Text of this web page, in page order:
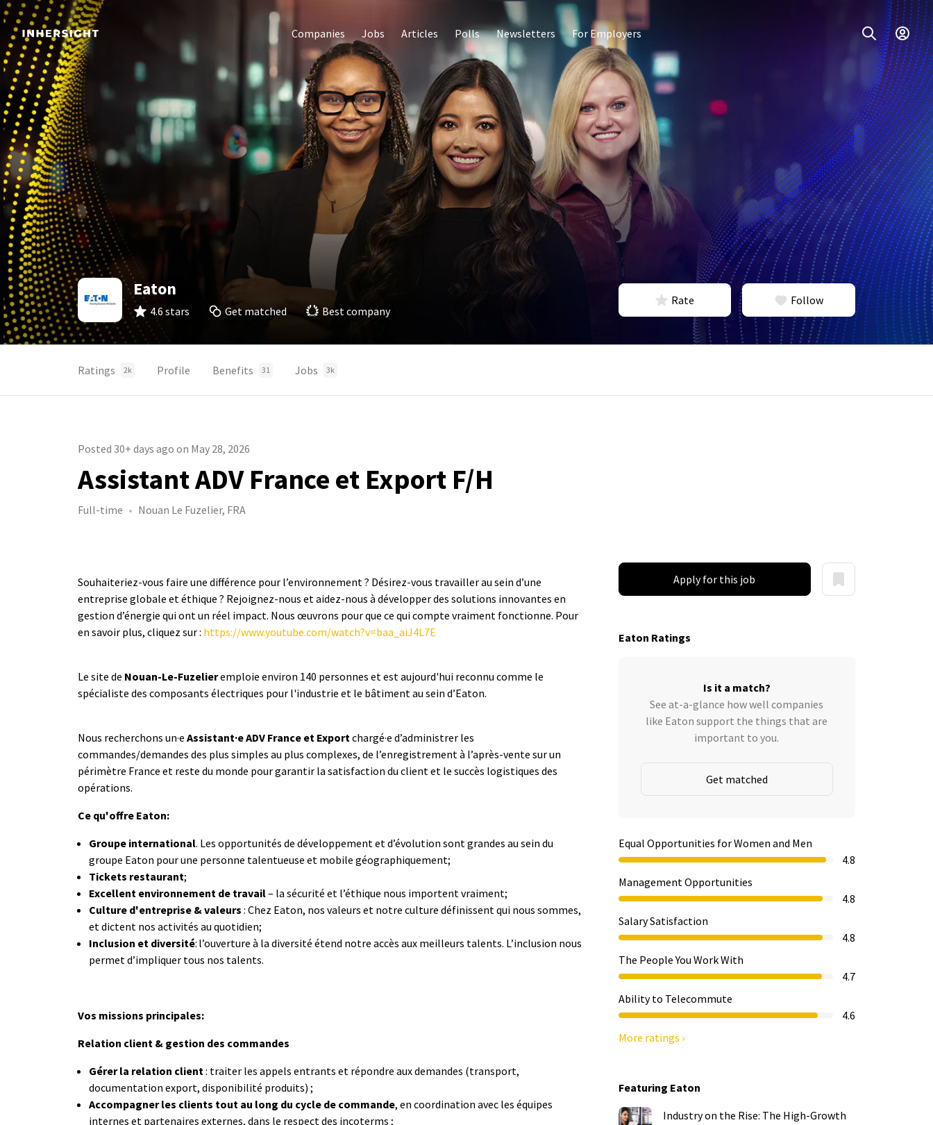
Companies Jobs Articles Polls Newsletters For Employers
Eaton
4.6 stars Get matched Best company
Rate Follow
Ratings 2k Profile Benefits 31 Jobs 3k
Posted 30+ days ago on May 28, 2026
Assistant ADV France et Export F/H
Full-time Nouan Le Fuzelier, FRA
Apply for this job
Eaton Ratings
Is it a match?
See at-a-glance how well companies
like Eaton support the things that are
important to you.
Get matched
Equal Opportunities for Women and Men
4.8
Management Opportunities
4.8
Salary Satisfaction
4.8
The People You Work With
4.7
Ability to Telecommute
4.6
More ratings ›
Featuring Eaton
Industry on the Rise: The High-Growth
Souhaiteriez-vous faire une différence pour l’environnement ? Désirez-vous travailler au sein d’une
entreprise globale et éthique ? Rejoignez-nous et aidez-nous à développer des solutions innovantes en
gestion d’énergie qui ont un réel impact. Nous œuvrons pour que ce qui compte vraiment fonctionne. Pour
en savoir plus, cliquez sur : https://www.youtube.com/watch?v=baa_aiJ4L7E
Le site de Nouan-Le-Fuzelieremploie environ 140 personnes et est aujourd'hui reconnu comme le
spécialiste des composants électriques pour l'industrie et le bâtiment au sein d’Eaton.
Nous recherchons un·eAssistant·e ADV France et Exportchargé·e d’administrer les
commandes/demandes des plus simples au plus complexes, de l’enregistrement à l’après-vente sur un
périmètre France et reste du monde pour garantir la satisfaction du client et le succès logistiques des
opérations.
Ce qu'offre Eaton:
Groupe international. Les opportunités de développement et d’évolution sont grandes au sein du
groupe Eaton pour une personne talentueuse et mobile géographiquement;
Tickets restaurant;
Excellent environnement de travail– la sécurité et l’éthique nous importent vraiment;
Culture d'entreprise & valeurs : Chez Eaton, nos valeurs et notre culture définissent qui nous sommes,
et dictent nos activités au quotidien;
Inclusion et diversité: l’ouverture à la diversité étend notre accès aux meilleurs talents. L’inclusion nous
permet d’impliquer tous nos talents.
Vos missions principales:
Relation client & gestion des commandes
Gérer la relation client: traiter les appels entrants et répondre aux demandes (transport,
documentation export, disponibilité produits) ;
Accompagner les clients tout au long du cycle de commande, en coordination avec les équipes
internes et partenaires externes, dans le respect des incoterms ;